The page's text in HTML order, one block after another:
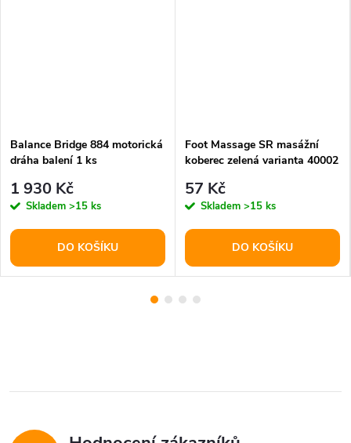
Balance Bridge 884 motorická
dráha balení 1 ks
1 930 Kč
Skladem >15 ks
DO KOŠÍKU
Foot Massage SR masážní
koberec zelená varianta 40002
57 Kč
Skladem >15 ks
DO KOŠÍKU